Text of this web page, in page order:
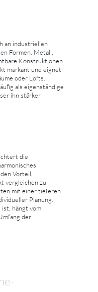
an industriellen
Formen. Metall,
Konstruktionen
markant und eignet
oder Lofts.
als eigenständige
ihn stärker
die
Vorteil,
vergleichen zu
mit einer tieferen
Planung.
hängt vom
der